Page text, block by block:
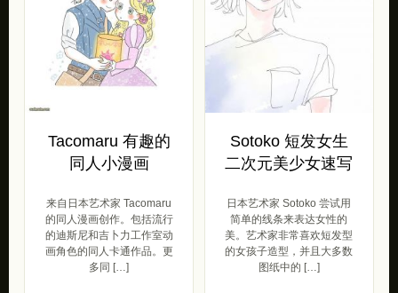
Tacomaru 有趣的
同人小漫画
来自日本艺术家 Tacomaru
的同人漫画创作。包括流行
的迪斯尼和吉卜力工作室动
画角色的同人卡通作品。更
多同 […]
Sotoko 短发女生
二次元美少女速写
日本艺术家 Sotoko 尝试用
简单的线条来表达女性的
美。艺术家非常喜欢短发型
的女孩子造型，并且大多数
图纸中的 […]